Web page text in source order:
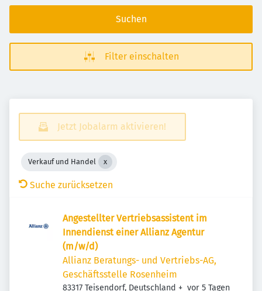
Suchen
Filter einschalten
Jetzt Jobalarm aktivieren!
Verkauf und Handel
Suche zurücksetzen
Angestellter Vertriebsassistent im
Innendienst einer Allianz Agentur
(m/w/d)
Allianz Beratungs- und Vertriebs-AG,
Geschäftsstelle Rosenheim
83317 Teisendorf, Deutschland + Veröffentlicht
vor 5 Tagen